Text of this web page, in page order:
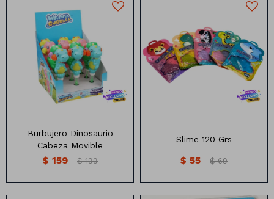
Burbujero Dinosaurio
Cabeza Movible
$ 159 $ 199
Slime 120 Grs
$ 55 $ 69
Con forma
Clásicas
Manteles
Cubiertos
Feliz cumple
Candelabros